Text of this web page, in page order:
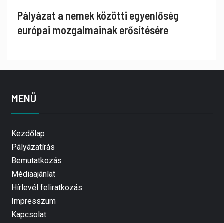
Pályázat a nemek közötti egyenlőség
európai mozgalmainak erősítésére
MENÜ
Kezdőlap
Pályázatírás
Bemutatkozás
Médiaajánlat
Hírlevél feliratkozás
Impresszum
Kapcsolat